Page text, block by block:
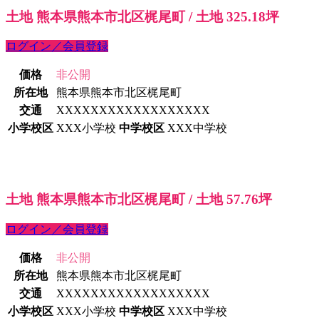
土地 熊本県熊本市北区梶尾町 / 土地 325.18坪
ログイン／会員登録
価格
非公開
所在地
熊本県熊本市北区梶尾町
交通
XXXXXXXXXXXXXXXXXX
小学校区 XXX小学校 中学校区 XXX中学校
土地 熊本県熊本市北区梶尾町 / 土地 57.76坪
ログイン／会員登録
価格
非公開
所在地
熊本県熊本市北区梶尾町
交通
XXXXXXXXXXXXXXXXXX
小学校区 XXX小学校 中学校区 XXX中学校